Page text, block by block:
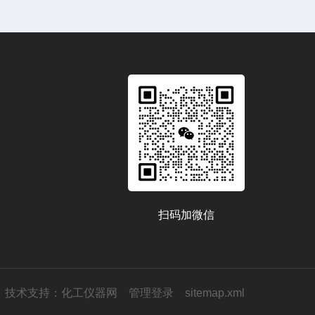
扫码加微信
技术支持： 化工仪器网 管理登录 sitemap.xml